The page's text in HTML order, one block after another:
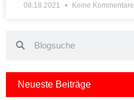
08.18.2021 Keine Kommentare
Neueste Beiträge